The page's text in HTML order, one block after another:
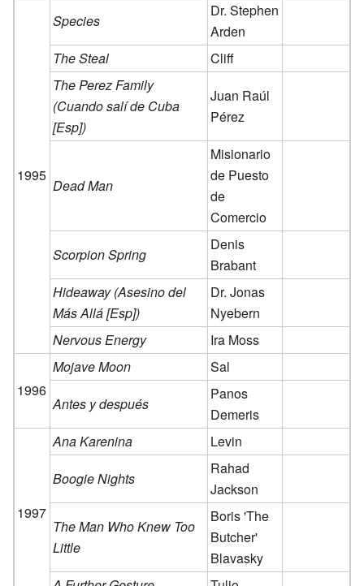
1995
Species
Dr. Stephen
Arden
The Steal
Cliff
The Perez Family
(Cuando salí de Cuba
[Esp])
Juan Raúl
Pérez
Dead Man
Misionario
de Puesto
de
Comercio
Scorpion Spring
Denis
Brabant
Hideaway (Asesino del
Más Allá [Esp])
Dr. Jonas
Nyebern
Nervous Energy
Ira Moss
1996
Mojave Moon
Sal
Antes y después
Panos
Demeris
1997
Ana Karenina
Levin
Boogie Nights
Rahad
Jackson
The Man Who Knew Too
Little
Boris 'The
Butcher'
Blavasky